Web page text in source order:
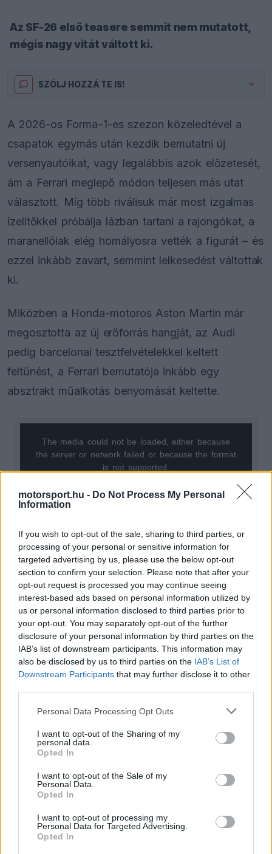
motorsport.hu - Do Not Process My Personal
Information
If you wish to opt-out of the sale, sharing to third parties, or
processing of your personal or sensitive information for
targeted advertising by us, please use the below opt-out
section to confirm your selection. Please note that after your
opt-out request is processed you may continue seeing
interest-based ads based on personal information utilized by
us or personal information disclosed to third parties prior to
your opt-out. You may separately opt-out of the further
disclosure of your personal information by third parties on the
IAB’s list of downstream participants. This information may
also be disclosed by us to third parties on the IAB’s List of
Downstream Participants that may further disclose it to other
Please note that this website/app uses one or more Google
not limited to your visit or usage behaviour. You may click to
grant or deny consent to Google and its third-party tags to
use your data for below specified purposes in below Google
consent section.
Personal Data Processing Opt Outs
I want to opt-out of the Sharing of my
personal data.
Opted In
I want to opt-out of the Sale of my
Personal Data.
Opted In
I want to opt-out of processing my
Personal Data for Targeted Advertising.
Opted In
Az SF-26 első teasere semmit nem mutatott,
mégis nagy vitát váltott ki.
SZÓLJ HOZZÁ TE IS!
A 2026-os Forma–1-es szezon közeledtével a
csapatok egymás után kezdik bemutatni új
versenyautóikat, vagy legalábbis azok előzetesét,
ám a Ferrari meglepő módon teljesen más utat
választott. Míg több riválisuk már most izgalmas
ízelítőkkel próbálja lázban tartani a rajongókat, a
maranellóiak elég homályosra vették a figurát – és
ezzel inkább zavart, semmint lelkesedést váltottak
ki.
Miközben a Honda-motoros Aston Martin már
megosztotta az új erőforrás hangját, az Audi
pedig barcelonai tesztfelvételekkel keltett
feltűnést, a Ferrari bemutatója inkább egy
absztrakt műalkotás benyomását keltette.
is
loading.
modal
The media could not be loaded, either because
the server or network failed or because the format
is not supported.
A hivatalos közösségi oldalukon közzétett
videóban mindössze némi vörös-fehér porfelhőt
lehetett látni, amiből lassan kirajzolódott az SF-26
elnevezés. A posztot azzal a szlogennel látták el,
hogy „Egy új korszak kezdete: az SF-26-tal”. A
gond csak az volt, hogy a nézők egyáltalán nem
EZEKET IS AJÁNLJUK
FORMA-1